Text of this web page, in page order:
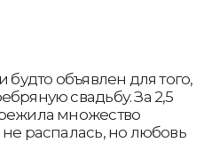
будто объявлен для того,
свадьбу. За 2,5
множество
распалась, но любовь